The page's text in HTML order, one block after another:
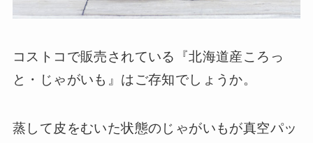
コストコで販売されている『北海道産ころっ
と・じゃがいも』はご存知でしょうか。
蒸して皮をむいた状態のじゃがいもが真空パッ